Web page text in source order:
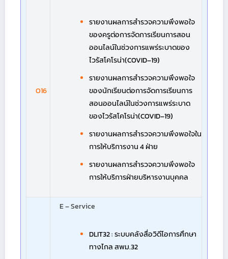
O16
รายงานผลการสำรวจความพึงพอใจ
ของครูต่อการจัดการเรียนการสอน
ออนไลน์ในช่วงการแพร่ระบาดของ
ไวรัสโคโรน่า(COVID–19)
รายงานผลการสำรวจความพึงพอใจ
ของนักเรียนต่อการจัดการเรียนการ
สอนออนไลน์ในช่วงการแพร่ระบาด
ของไวรัสโคโรน่า(COVID–19)
รายงานผลการสำรวจความพึงพอใจใน
การให้บริการงาน 4 ฝ่าย
รายงานผลการสำรวจความพึงพอใจ
การให้บริการฝ่ายบริหารงานบุคคล
E – Service
DLIT32 : ระบบคลังสื่อวิดีโอการศึกษา
ทางไกล สพม.32